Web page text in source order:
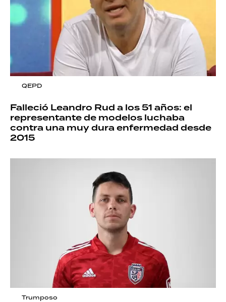
QEPD
Falleció Leandro Rud a los 51 años: el
representante de modelos luchaba
contra una muy dura enfermedad desde
2015
Trumposo